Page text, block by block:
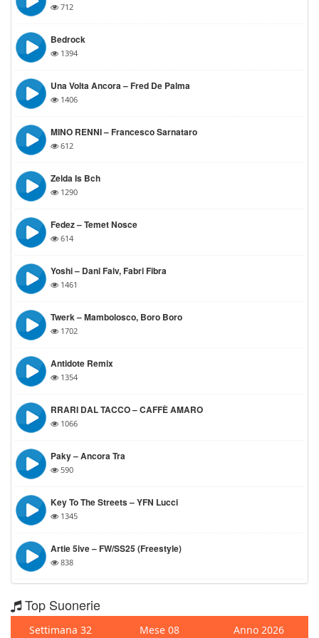
712
Bedrock
1394
Una Volta Ancora – Fred De Palma
1406
MINO RENNI – Francesco Sarnataro
612
Zelda Is Bch
1290
Fedez – Temet Nosce
614
Yoshi – Dani Faiv, Fabri Fibra
1461
Twerk – Mambolosco, Boro Boro
1702
Antidote Remix
1354
RRARI DAL TACCO – CAFFÈ AMARO
1066
Paky – Ancora Tra
590
Key To The Streets – YFN Lucci
1345
Artie 5ive – FW/SS25 (Freestyle)
838
Top Suonerie
Settimana 32 Mese 08 Anno 2026